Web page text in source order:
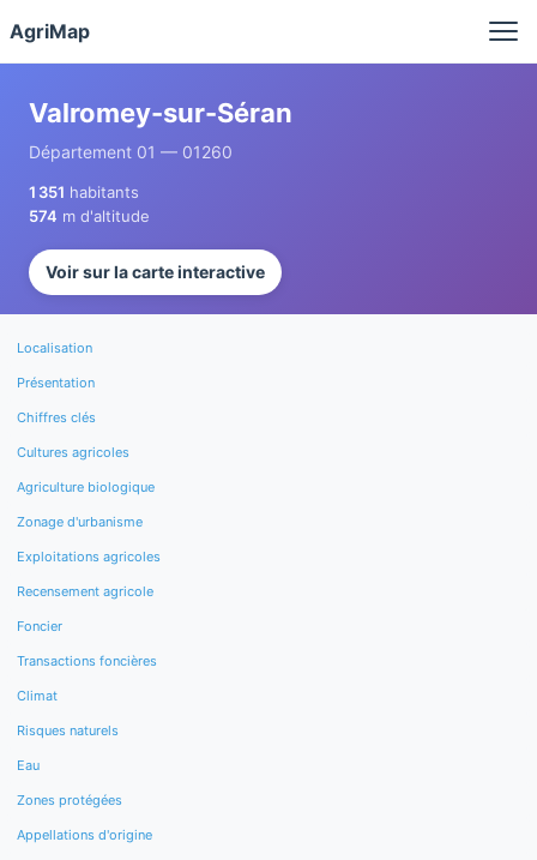
AgriMap
Valromey-sur-Séran
Département 01 — 01260
1 351 habitants
574 m d'altitude
Voir sur la carte interactive
Localisation
Présentation
Chiffres clés
Cultures agricoles
Agriculture biologique
Zonage d'urbanisme
Exploitations agricoles
Recensement agricole
Foncier
Transactions foncières
Climat
Risques naturels
Eau
Zones protégées
Appellations d'origine